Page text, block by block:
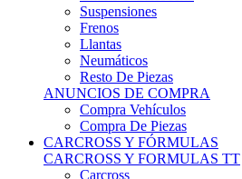
Frenos
Llantas
Neumáticos
Resto De Piezas
ANUNCIOS DE COMPRA
Compra Vehículos
Compra De Piezas
CARCROSS Y FÓRMULAS
CARCROSS Y FORMULAS TT
Carcross
Formulas Tt Autocross